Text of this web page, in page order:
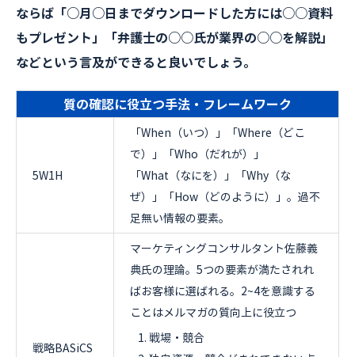
ならば「○月○日までダウンロードした方には○○資料
もプレゼント」「弁護士の○○氏が業界の○○を解説」
などという言及ができると良いでしょう。
質の確認に役立つ手法・フレームワーク
5W1H
「When（いつ）」「Where（どこ
で）」「Who（だれが）」
「What（なにを）」「Why（な
ぜ）」「How（どのように）」。過不
足無い情報の要素。
戦略BASiCS
マーケティングコンサルタント佐藤義
典氏の理論。5つの要素が満たされれ
ばお客様に選ばれる。2~4を意識する
ことはメルマガの質向上に役立つ
戦場・競合